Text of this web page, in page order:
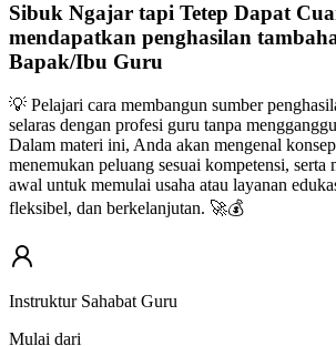
Sibuk Ngajar tapi Tetep Dapat
mendapatkan penghasilan
Bapak/Ibu Guru
💡 Pelajari cara membangun sumber
selaras dengan profesi guru tanpa
Dalam materi ini, Anda akan mengenal
menemukan peluang sesuai kompetensi, serta
awal untuk memulai usaha atau layanan
fleksibel, dan berkelanjutan. 🚀💰
Instruktur Sahabat Guru
Mulai dari